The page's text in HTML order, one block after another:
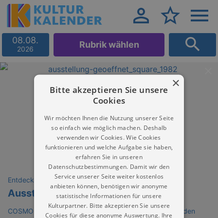
08.08.
2026 Rubrik wählen
Entdeckungen
Ausstellung geöffnet
COSMO WISSENSCHAFTSFORUM im Kulturpalast Dresden
×
Bitte akzeptieren Sie unsere
Cookies
Wir möchten Ihnen die Nutzung unserer Seite
so einfach wie möglich machen. Deshalb
verwenden wir Cookies. Wie Cookies
funktionieren und welche Aufgabe sie haben,
erfahren Sie in unseren
Datenschutzbestimmungen. Damit wir den
Service unserer Seite weiter kostenlos
anbieten können, benötigen wir anonyme
statistische Informationen für unsere
Kulturpartner. Bitte akzeptieren Sie unsere
Cookies für diese anonyme Auswertung. Ihre